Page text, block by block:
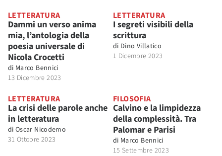
LETTERATURA
Dammi un verso anima
mia, l’antologia della
poesia universale di
Nicola Crocetti
di Marco Bennici
13 Dicembre 2023
LETTERATURA
I segreti visibili della
scrittura
di Dino Villatico
1 Dicembre 2023
LETTERATURA
La crisi delle parole anche
in letteratura
di Oscar Nicodemo
31 Ottobre 2023
FILOSOFIA
Calvino e la limpidezza
della complessità. Tra
Palomar e Parisi
di Marco Bennici
15 Settembre 2023